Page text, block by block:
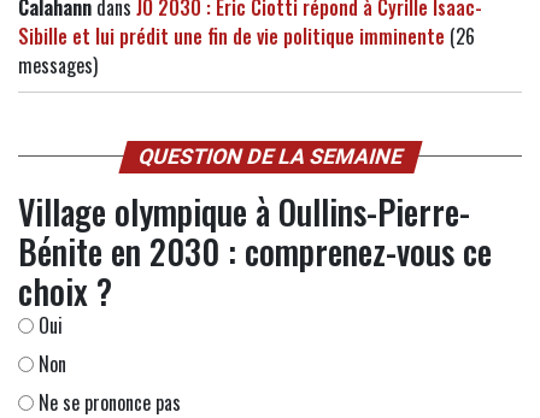
Calahann dans JO 2030 : Eric Ciotti répond à Cyrille Isaac-
Sibille et lui prédit une fin de vie politique imminente (26
messages)
QUESTION DE LA SEMAINE
Village olympique à Oullins-Pierre-
Bénite en 2030 : comprenez-vous ce
choix ?
Oui
Non
Ne se prononce pas